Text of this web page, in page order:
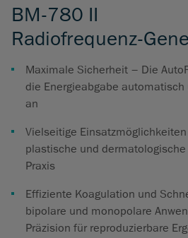
BM-780 II
Radiofrequenz-
Maximale Sicherheit – Die
die Energieabgabe
an
Vielseitige
plastische und
Praxis
Effiziente Koagulation und
bipolare und monopolare
Präzision für reproduzierbare